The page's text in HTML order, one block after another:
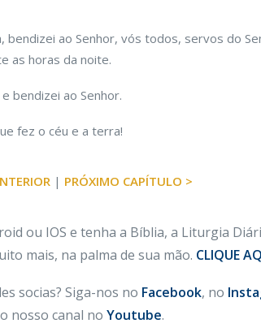
bendizei ao Senhor, vós todos, servos do
as horas da noite.
bendizei ao Senhor.
fez o céu e a terra!
| PRÓXIMO CAPÍTULO >
ou IOS e tenha a Bíblia, a Liturgia
mais, na palma de sua mão. CLIQUE
socias? Siga-nos no Facebook, no
nosso canal no Youtube.